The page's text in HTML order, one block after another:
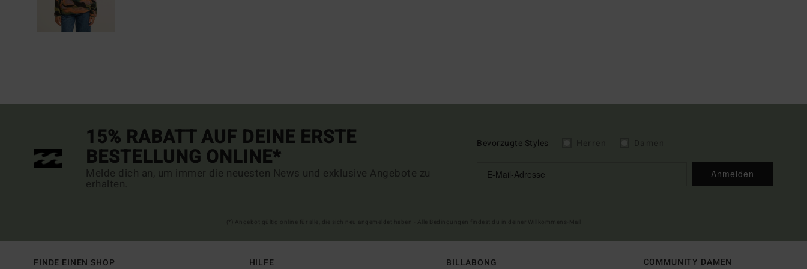
15% RABATT AUF DEINE ERSTE
BESTELLUNG ONLINE*
Melde dich an, um immer die neuesten News und exklusive Angebote zu
erhalten.
Bevorzugte Styles
Anmelden
FINDE EINEN SHOP HILFE BILLABONG COMMUNITY DAMEN